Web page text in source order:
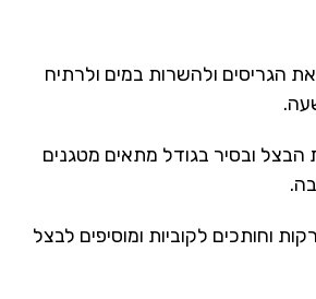
הגריסים ולהשרות במים ולרתיח
ובסיר בגודל מתאים מטגנים
וחותכים לקוביות ומוסיפים לבצל